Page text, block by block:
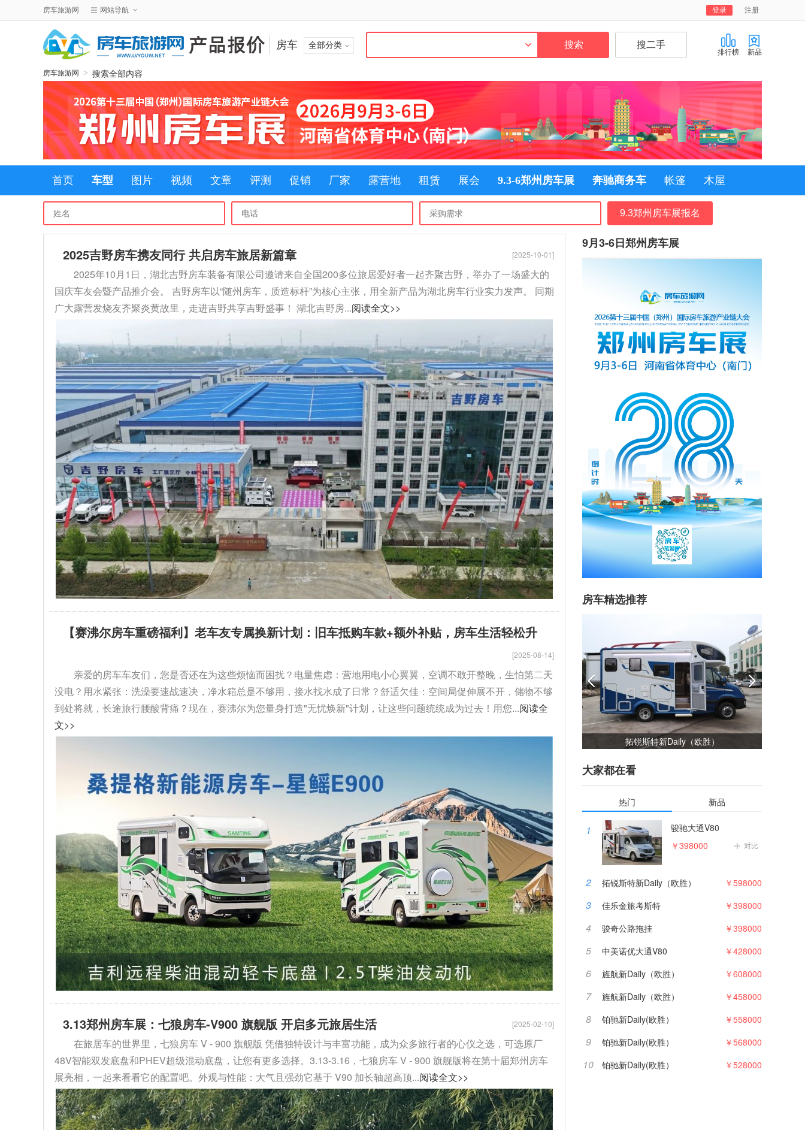
注册
登录
房车旅游网 网站导航
排行榜 新品
房车 全部分类
房车旅游网 > 搜索全部内容
首页 车型 图片 视频 文章 评测 促销 厂家 露营地 租赁 展会 9.3-6郑州房车展 奔驰商务车 帐篷 木屋
9.3郑州房车展报名
2025吉野房车携友同行 共启房车旅居新篇章 [2025-10-01]
2025年10月1日，湖北吉野房车装备有限公司邀请来自全国200多位旅居爱好者一起齐聚吉野，举办了一场盛大的
国庆车友会暨产品推介会。 吉野房车以“随州房车，质造标杆”为核心主张，用全新产品为湖北房车行业实力发声。 同期
广大露营发烧友齐聚炎黄故里，走进吉野共享吉野盛事！ 湖北吉野房...阅读全文>>
【赛沸尔房车重磅福利】老车友专属换新计划：旧车抵购车款+额外补贴，房车生活轻松升
[2025-08-14]
亲爱的房车车友们，您是否还在为这些烦恼而困扰？电量焦虑：营地用电小心翼翼，空调不敢开整晚，生怕第二天
没电？用水紧张：洗澡要速战速决，净水箱总是不够用，接水找水成了日常？舒适欠佳：空间局促伸展不开，储物不够
到处将就，长途旅行腰酸背痛？现在，赛沸尔为您量身打造"无忧焕新"计划，让这些问题统统成为过去！用您...阅读全
文>>
3.13郑州房车展：七狼房车-V900 旗舰版 开启多元旅居生活 [2025-02-10]
在旅居车的世界里，七狼房车 V - 900 旗舰版 凭借独特设计与丰富功能，成为众多旅行者的心仪之选，可选原厂
48V智能双发底盘和PHEV超级混动底盘，让您有更多选择。3.13-3.16，七狼房车 V - 900 旗舰版将在第十届郑州房车
展亮相，一起来看看它的配置吧。外观与性能：大气且强劲它基于 V90 加长轴超高顶...阅读全文>>
9月3-6日郑州房车展
房车精选推荐
佳乐金旅考斯特
大家都在看
热门 新品
1 骏驰大通V80
对比
￥398000
2 拓锐斯特新Daily（欧胜） ￥598000
3 佳乐金旅考斯特 ￥398000
4 骏奇公路拖挂 ￥398000
5 中美诺优大通V80 ￥428000
6 旌航新Daily（欧胜） ￥608000
7 旌航新Daily（欧胜） ￥458000
8 铂驰新Daily(欧胜） ￥558000
9 铂驰新Daily(欧胜） ￥568000
10 铂驰新Daily(欧胜） ￥528000